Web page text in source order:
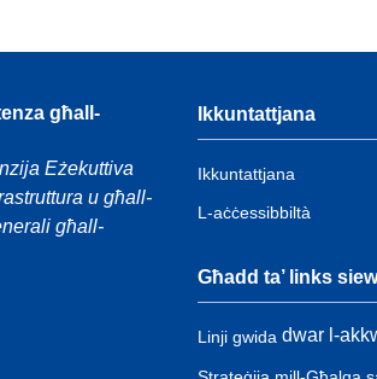
għall-
Eżekuttiva
u għall-
għall-
Ikkuntattjana
Ikkuntattjana
L-aċċessibbiltà
Għadd ta’ links
Linji gwida dwar l-